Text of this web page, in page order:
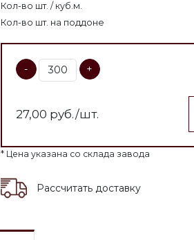
Кол-во шт. / куб.м.
Кол-во шт. на поддоне
- +
27,00 руб./шт.
* Цена указана со склада завода
Рассчитать доставку